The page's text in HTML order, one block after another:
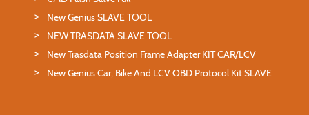
New Genius SLAVE TOOL
NEW TRASDATA SLAVE TOOL
New Trasdata Position Frame Adapter KIT CAR/LCV
New Genius Car, Bike And LCV OBD Protocol Kit SLAVE